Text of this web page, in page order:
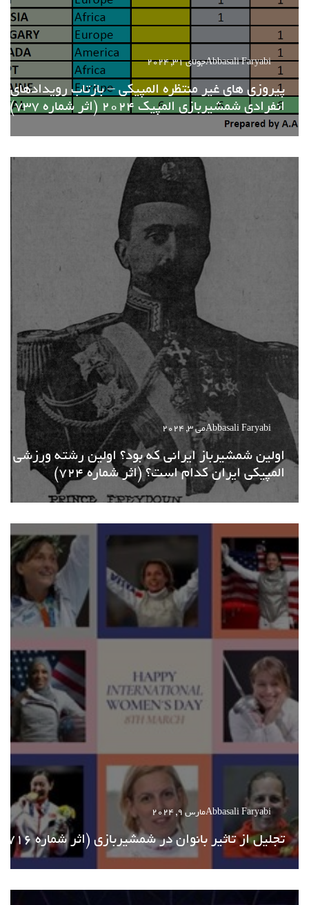
Abbasali Faryabiجولای 31, 2024
پیروزی های غیر منتظره المپیکی – بازتاب رویدادهای
انفرادی شمشیربازی المپیک 2024 (اثر شماره 737)
Abbasali Faryabiمی 3, 2024
اولین شمشیرباز ایرانی که بود؟ اولین رشته ورزشی
المپیکی ایران کدام است؟ (اثر شماره 724)
Abbasali Faryabiمارس 9, 2024
تجلیل از تاثیر بانوان در شمشیربازی (اثر شماره 716)